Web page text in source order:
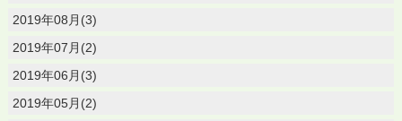
2019年08月(3)
2019年07月(2)
2019年06月(3)
2019年05月(2)